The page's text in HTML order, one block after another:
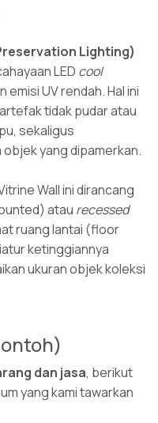
Lighting)
LED cool
emisi UV rendah. Hal ini
tidak pudar atau
sekaligus
yang dipamerkan.
Wall ini dirancang
atau recessed
ruang lantai (floor
ketinggiannya
ukuran objek koleksi
dan jasa, berikut
yang kami tawarkan